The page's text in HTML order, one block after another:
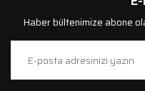
Haber bültenimize abone